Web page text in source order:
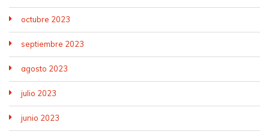
octubre 2023
septiembre 2023
agosto 2023
julio 2023
junio 2023